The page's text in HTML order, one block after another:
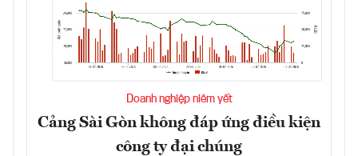
Doanh nghiệp niêm yết
Cảng Sài Gòn không đáp ứng điều kiện
công ty đại chúng